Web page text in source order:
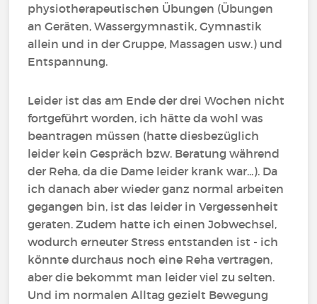
physiotherapeutischen Übungen (Übungen
an Geräten, Wassergymnastik, Gymnastik
allein und in der Gruppe, Massagen usw.) und
Entspannung.
Leider ist das am Ende der drei Wochen nicht
fortgeführt worden, ich hätte da wohl was
beantragen müssen (hatte diesbezüglich
leider kein Gespräch bzw. Beratung während
der Reha, da die Dame leider krank war...). Da
ich danach aber wieder ganz normal arbeiten
gegangen bin, ist das leider in Vergessenheit
geraten. Zudem hatte ich einen Jobwechsel,
wodurch erneuter Stress entstanden ist - ich
könnte durchaus noch eine Reha vertragen,
aber die bekommt man leider viel zu selten.
Und im normalen Alltag gezielt Bewegung